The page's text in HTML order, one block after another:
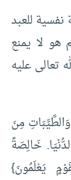
للعبد
هو لا يمنع
تعالى عليه
مِنَ
خَالِصَةً
يَعْلَمُونَ}